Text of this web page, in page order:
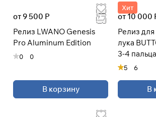
от 9 500 Р
Релиз LWANO Genesis
Pro Aluminum Edition
0 0
В корзину
Хит
от 10 000
Релиз
лука
3-4 пальца
5 6
В
выбранный способом
Оставшиеся
% будут
списываться
с вашей
каждые 2 недели
* При оплате через
ПЛАЙТ
скидки по купонам не
применяются.